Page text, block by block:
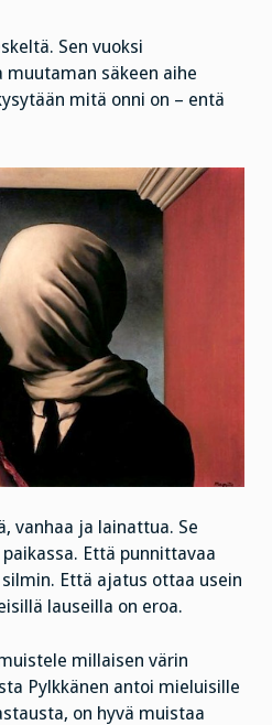
Sen vuoksi
muutaman säkeen aihe
mitä onni on – entä
vanhaa ja lainattua. Se
Että punnittavaa
Että ajatus ottaa usein
lauseilla on eroa.
millaisen värin
Pylkkänen antoi mieluisille
on hyvä muistaa